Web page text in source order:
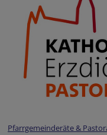
Pfarrgemeinderäte &